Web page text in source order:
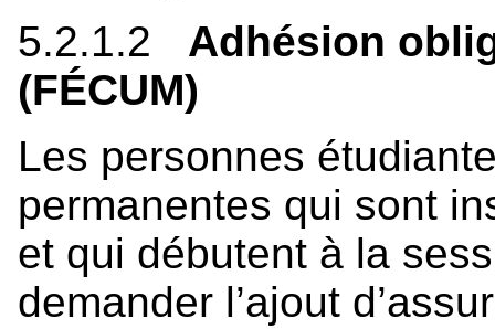
5.2.1.2 Adhésion
(FÉCUM)
Les personnes
permanentes qui sont
et qui débutent à la
demander l’ajout